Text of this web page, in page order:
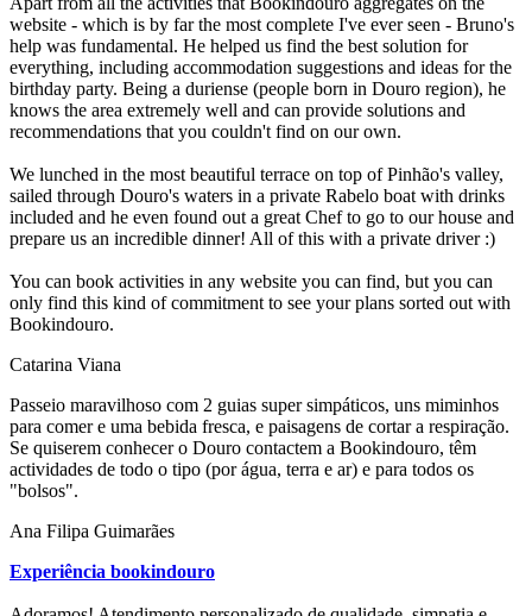
website - which is by far the most complete I've ever seen - Bruno's
help was fundamental. He helped us find the best solution for
everything, including accommodation suggestions and ideas for the
birthday party. Being a duriense (people born in Douro region), he
knows the area extremely well and can provide solutions and
recommendations that you couldn't find on our own.
We lunched in the most beautiful terrace on top of Pinhão's valley,
sailed through Douro's waters in a private Rabelo boat with drinks
included and he even found out a great Chef to go to our house and
prepare us an incredible dinner! All of this with a private driver :)
You can book activities in any website you can find, but you can
only find this kind of commitment to see your plans sorted out with
Bookindouro.
Catarina Viana
Passeio maravilhoso com 2 guias super simpáticos, uns miminhos
para comer e uma bebida fresca, e paisagens de cortar a respiração.
Se quiserem conhecer o Douro contactem a Bookindouro, têm
actividades de todo o tipo (por água, terra e ar) e para todos os
"bolsos".
Ana Filipa Guimarães
Experiência bookindouro